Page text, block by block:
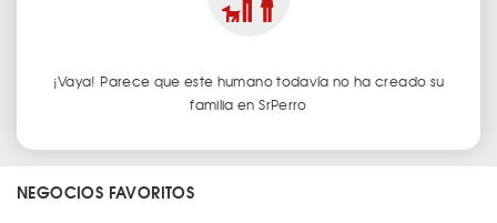
¡Vaya! Parece que este humano todavía no ha creado su
familia en SrPerro
NEGOCIOS FAVORITOS